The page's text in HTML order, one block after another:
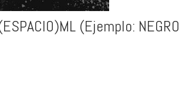
(Ejemplo: NEGRO